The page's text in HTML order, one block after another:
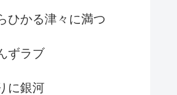
ひかる津々に満つ
ずラブ
に銀河